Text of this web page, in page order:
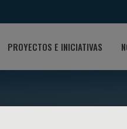
PROYECTOS E INICIATIVAS